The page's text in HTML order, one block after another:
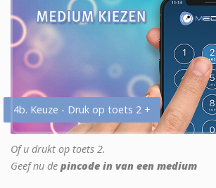
4b. Keuze - Druk op toets 2 +
Of u drukt op toets 2.
Geef nu de pincode in van een medium